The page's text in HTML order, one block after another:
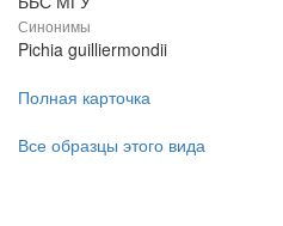
Синонимы
Pichia guilliermondii
Полная карточка
Все образцы этого вида